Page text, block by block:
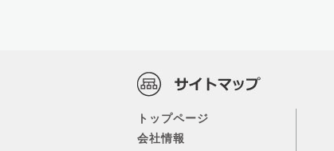
トップページ
会社情報